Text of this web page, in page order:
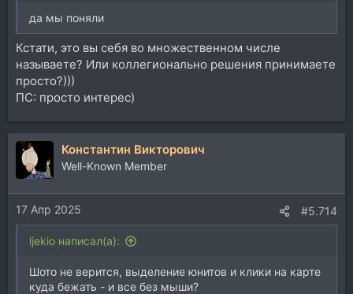
да мы поняли
Кстати, это вы себя во множественном числе
называете? Или коллегионально решения принимаете
просто?)))
ПС: просто интерес)
Константин Викторович
Well-Known Member
17 Апр 2025 #5.714
ljekio написал(а):
Шото не верится, выделение юнитов и клики на карте
куда бежать - и все без мыши?